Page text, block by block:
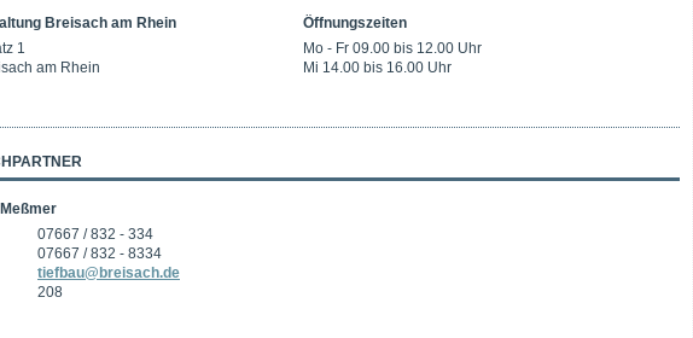
Breisach am Rhein
1
am Rhein
Öffnungszeiten
Mo - Fr 09.00 bis 12.00 Uhr
Mi 14.00 bis 16.00 Uhr
07667 / 832 - 334
07667 / 832 - 8334
tiefbau@breisach.de
208